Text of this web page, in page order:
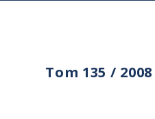
Tom 135 / 2008